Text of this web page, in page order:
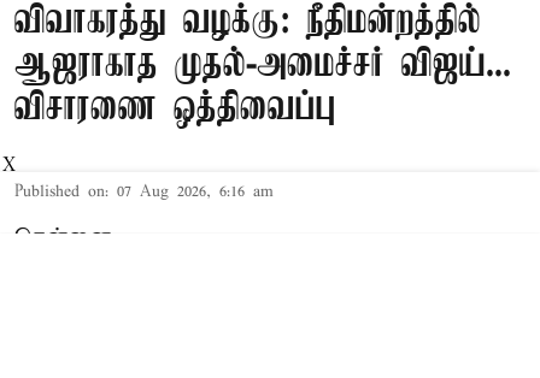
விவாகரத்து வழக்கு: நீதிமன்றத்தில்
ஆஜராகாத முதல்-அமைச்சர் விஜய்...
விசாரணை ஒத்திவைப்பு
Published on: 07 Aug 2026, 6:16 am
சென்னை,
X